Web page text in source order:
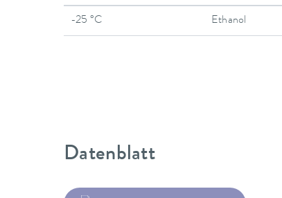
-25 °C Ethanol
Datenblatt